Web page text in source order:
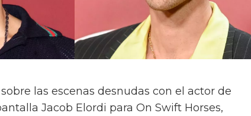
las escenas desnudas con el actor de
Jacob Elordi para On Swift Horses,